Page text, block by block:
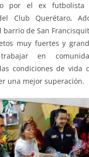
por el ex futbolista
Club Querétaro,
barrio de San
muy fuertes y
trabajar en
condiciones de vida
una mejor superación.